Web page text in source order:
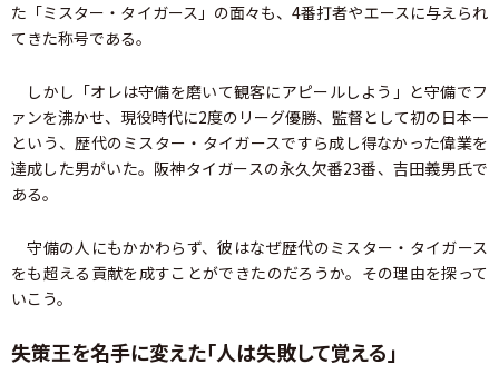
た「ミスター・タイガース」の面々も、4番打者やエースに与えられ
てきた称号である。
しかし「オレは守備を磨いて観客にアピールしよう」と守備でフ
ァンを沸かせ、現役時代に2度のリーグ優勝、監督として初の日本一
という、歴代のミスター・タイガースですら成し得なかった偉業を
達成した男がいた。阪神タイガースの永久欠番23番、吉田義男氏で
ある。
守備の人にもかかわらず、彼はなぜ歴代のミスター・タイガース
をも超える貢献を成すことができたのだろうか。その理由を探って
いこう。
失策王を名手に変えた「人は失敗して覚える」